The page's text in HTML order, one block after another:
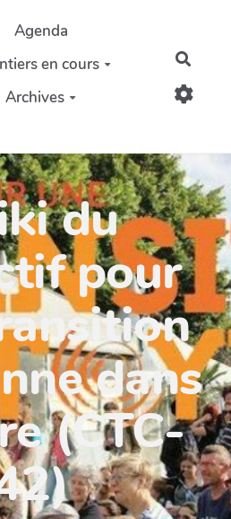
Agenda
en cours
Archives
du
pour
dans
(CTC-